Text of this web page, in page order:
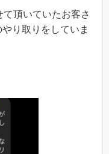
頂いていたお客さ
り取りをしていま